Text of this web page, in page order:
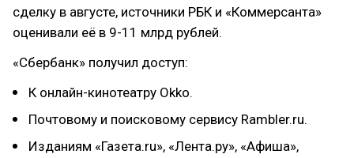
сделку в августе, источники РБК и «Коммерсанта»
оценивали её в 9-11 млрд рублей.
«Сбербанк» получил доступ:
К онлайн-кинотеатру Okko.
Почтовому и поисковому сервису Rambler.ru.
Изданиям «Газета.ru», «Лента.ру», «Афиша»,